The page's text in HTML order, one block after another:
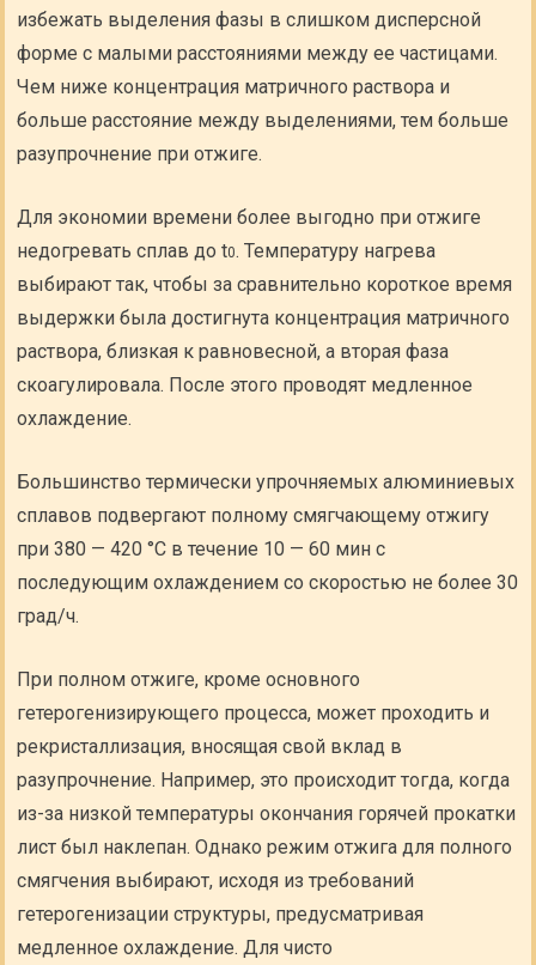
избежать выделения фазы в слишком дисперсной
форме с малыми расстояниями между ее частицами.
Чем ниже концентрация матричного раствора и
больше расстояние между выделениями, тем больше
разупрочнение при отжиге.
Для экономии времени более выгодно при отжиге
недогревать сплав до t0. Температуру нагрева
выбирают так, чтобы за сравнительно короткое время
выдержки была достигнута концентрация матричного
раствора, близкая к равновесной, а вторая фаза
скоагулировала. После этого проводят медленное
охлаждение.
Большинство термически упрочняемых алюминиевых
сплавов подвергают полному смягчающему отжигу
при 380 — 420 °С в течение 10 — 60 мин с
последующим охлаждением со скоростью не более 30
град/ч.
При полном отжиге, кроме основного
гетерогенизирующего процесса, может проходить и
рекристаллизация, вносящая свой вклад в
разупрочнение. Например, это происходит тогда, когда
из-за низкой температуры окончания горячей прокатки
лист был наклепан. Однако режим отжига для полного
смягчения выбирают, исходя из требований
гетерогенизации структуры, предусматривая
медленное охлаждение. Для чисто